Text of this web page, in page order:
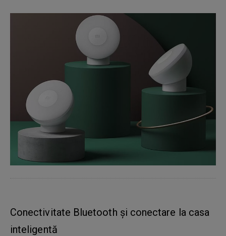
Conectivitate Bluetooth și conectare la casa
inteligentă